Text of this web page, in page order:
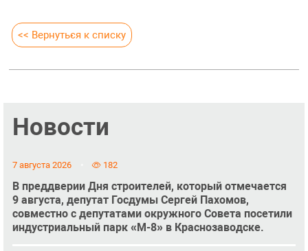
<< Вернуться к списку
Новости
7 августа 2026 182
В преддверии Дня строителей, который отмечается
9 августа, депутат Госдумы Сергей Пахомов,
совместно с депутатами окружного Совета посетили
индустриальный парк «М-8» в Краснозаводске.